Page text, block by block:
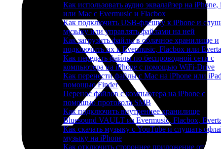
Как использовать аудио эквалайзер на iPhone,
или Mac с Evermusic и Flacbox
Как подключить USB-флешку к iPhone и
музыку или управлять файлами на ней
Как загрузить файлы в облачное хранилище и
подключить их к Evermusic, Flacbox или
Как передать файлы по беспроводной сети с
компьютера на iPhone с помощью WiFi-Drive
Как перенести файлы с Mac на iPhone или
помощью Finder
Перенос файлов с компьютера на iPhone с
помощью протокола SMB
Как подключить внутреннее хранилище
Bluesound VAULT из Evermusic, Flacbox,
Как скачать музыку с YouTube и слушать
музыку на iPhone
Как отключить стороннее приложение от